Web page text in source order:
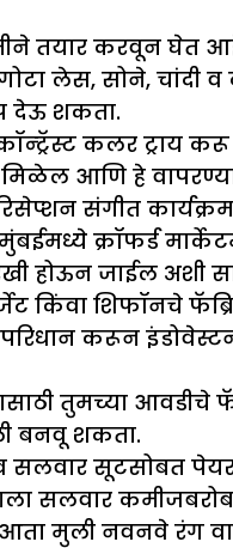
तयार करवून घेत
लेस, सोने, चांदी
देऊ शकता.
कलर
आणि हे
संगीत
क्रॉफर्ड
जाईल अशी
किंवा शिफॉनचे
परिधान करून
तुमच्या आवडीचे
बनवू शकता.
व सलवार
सलवार
मुली नवनवे रंग